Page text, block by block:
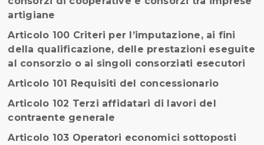
artigiane
Articolo 100 Criteri per l’imputazione, ai fini
della qualificazione, delle prestazioni eseguite
al consorzio o ai singoli consorziati esecutori
Articolo 101 Requisiti del concessionario
Articolo 102 Terzi affidatari di lavori del
contraente generale
Articolo 103 Operatori economici sottoposti